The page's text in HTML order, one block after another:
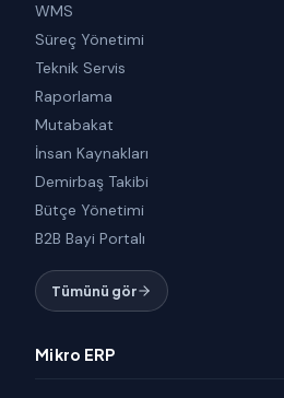
WMS
Süreç Yönetimi
Teknik Servis
Raporlama
Mutabakat
İnsan Kaynakları
Demirbaş Takibi
Bütçe Yönetimi
B2B Bayi Portalı
Tümünü gör
Mikro ERP